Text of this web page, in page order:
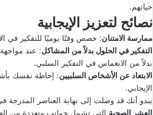
حياتهم.
نصائح لتعزيز الإيجابية
ممارسة الامتنان: خصص وقتًا يوميًا للتفكير في
التفكير في الحلول بدلاً من المشاكل: عند
بدلاً من الانغماس في التفكير السلبي.
الابتعاد عن الأشخاص السلبيين: إحاطة نفسك
الإيجابي.
يبدو أنك قد وصلت إلى نهاية العناصر المدرجة
العشر الصحية التي تشمل جوانب متعددة من